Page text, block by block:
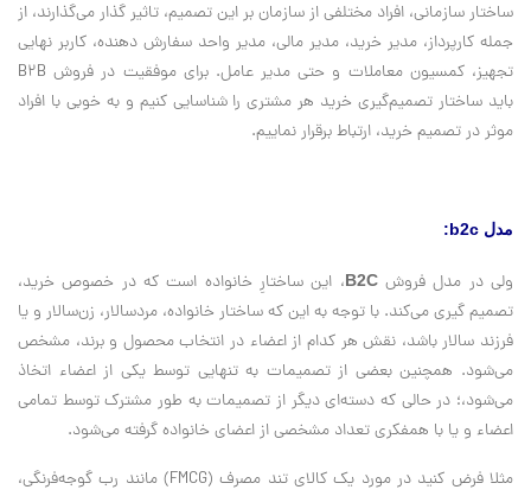
ساختار سازمانی، افراد مختلفی از سازمان بر این تصمیم، تاثیر گذار می‌گذارند، از
جمله کارپرداز، مدیر خرید، مدیر مالی، مدیر واحد سفارش دهنده، کاربر نهایی
تجهیز، کمسیون معاملات و حتی مدیر عامل. برای موفقیت در فروش B2B
باید ساختار تصمیم‌گیری خرید هر مشتری را شناسایی کنیم و به خوبی با افراد
موثر در تصمیم خرید، ارتباط برقرار نماییم.
مدل b2c:
ولی در مدل فروشB2C، این ساختارِ خانواده است که در خصوص خرید،
تصمیم گیری می‌کند. با توجه به این که ساختار خانواده، مردسالار، زن‌سالار و یا
فرزند سالار باشد، نقش هر کدام از اعضاء در انتخاب محصول و برند، مشخص
می‌شود. همچنین بعضی از تصمیمات به تنهایی توسط یکی از اعضاء اتخاذ
می‌شود،؛‌ در حالی که دسته‌ای دیگر از تصمیمات به طور مشترک توسط تمامی
اعضاء و یا با همفکری تعداد مشخصی از اعضای خانواده گرفته‌ می‌شود.
مثلا فرض کنید در مورد یک کالای تند مصرف (FMCG) مانند رب گوجه‌فرنگی،